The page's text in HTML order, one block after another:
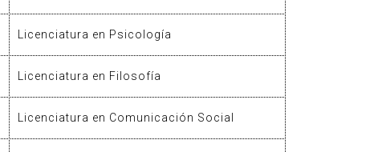
Licenciatura en Psicología
Licenciatura en Filosofía
Licenciatura en Comunicación Social